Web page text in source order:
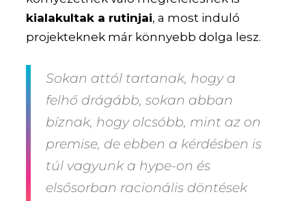
kialakultak a rutinjai, a most induló
projekteknek már könnyebb dolga lesz.
Sokan attól tartanak, hogy a
felhő drágább, sokan abban
bíznak, hogy olcsóbb, mint az on
premise, de ebben a kérdésben is
túl vagyunk a hype-on és
elsősorban racionális döntések